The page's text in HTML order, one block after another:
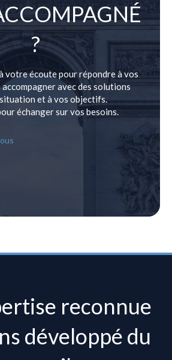
?
votre écoute pour répondre à vos
avec des solutions
et à vos objectifs.
échanger sur vos besoins.
reconnue
développé du